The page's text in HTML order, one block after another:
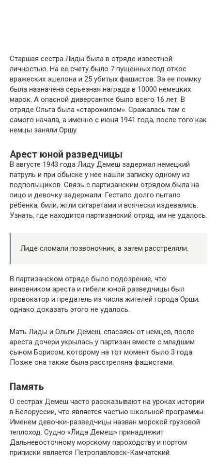
Старшая сестра Лиды была в отряде известной
личностью. На ее счету было 7 пущенных под откос
вражеских эшелона и 25 убитых фашистов. За ее поимку
была назначена серьезная награда в 10000 немецких
марок. А опасной диверсантке было всего 16 лет. В
отряде Ольга была «старожилом». Сражалась там с
самого начала, а именно с июня 1941 года, после того как
немцы заняли Оршу.
Арест юной разведчицы
В августе 1943 года Лиду Демеш задержал немецкий
патруль и при обыске у нее нашли записку одному из
подпольщиков. Связь с партизанским отрядом была на
лицо и девочку задержали. Гестапо долго пытало
ребенка, били, жгли сигаретами и всячески издевались.
Узнать, где находится партизанский отряд, им не удалось.
Лиде сломали позвоночник, а затем расстреляли.
В партизанском отряде было подозрение, что
виновником ареста и гибели юной разведчицы был
провокатор и предатель из числа жителей города Орши,
однако доказать этого не удалось.
Мать Лиды и Ольги Демеш, спасаясь от немцев, после
ареста дочери укрылась у партизан вместе с младшим
сыном Борисом, которому на тот момент было 3 года.
Позже она также была расстреляна фашистами.
Память
О сестрах Демеш часто рассказывают на уроках истории
в Белоруссии, что является частью школьной программы.
Именем девочки-разведчицы назван морской грузовой
теплоход. Судно «Лида Демеш» принадлежит
Дальневосточному морскому пароходству и портом
приписки является Петропавловск-Камчатский.